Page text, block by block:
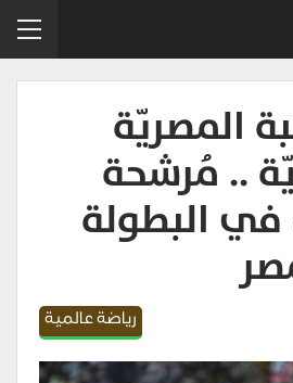
المصريّة
.. مُرشحة
البطولة
رياضة عالمية